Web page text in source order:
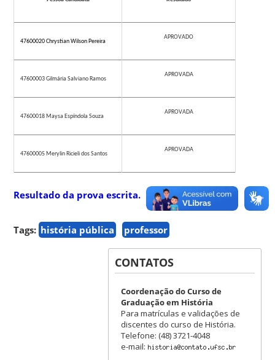
47600020 Chrystian Wilson Pereira
APROVADO
47600003 Gilmária Salviano Ramos
APROVADA
47600018 Maysa Espíndola Souza
APROVADA
47600005 Merylin Ricieli dos Santos
APROVADA
Resultado da prova escrita.
Tags: história pública professor
CONTATOS
Coordenação do Curso de
Graduação em História
Para matrículas e validações de
discentes do curso de História.
Telefone: (48) 3721-4048
e-mail: